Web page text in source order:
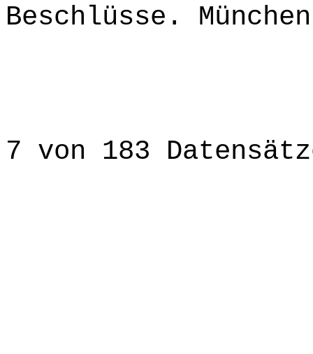
Beschlüsse.
7 von 183